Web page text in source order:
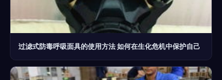
过滤式防毒呼吸面具的使用方法 如何在生化危机中保护自己